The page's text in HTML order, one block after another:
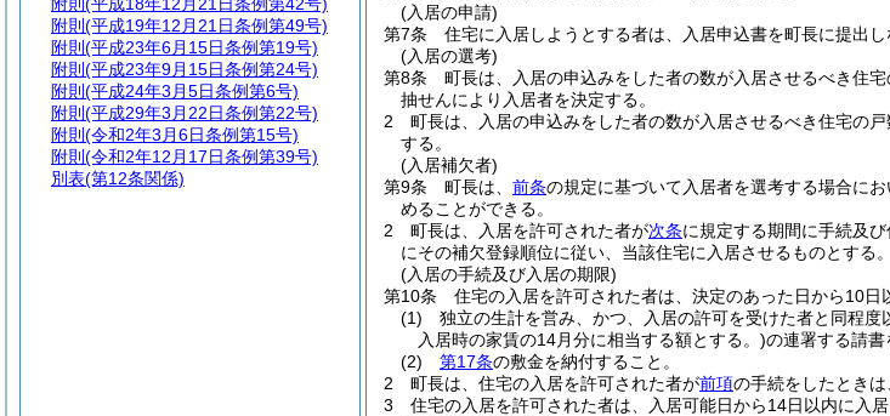
(入居の申請)
第7条
住宅に入居しようとする者は、入居申込書を町長に提出し
(入居の選考)
第8条
町長は、入居の申込みをした者の数が入居させるべき住
抽せんにより入居者を決定する。
2
町長は、入居の申込みをした者の数が入居させるべき住宅の
する。
(入居補欠者)
第9条
町長は、 前条の規定に基づいて入居者を選考する場合に
めることができる。
2
町長は、入居を許可された者が次条に規定する期間に手続及
にその補欠登録順位に従い、当該住宅に入居させるものとする。
(入居の手続及び入居の期限)
第10条
住宅の入居を許可された者は、決定のあった日から10日
(1)
独立の生計を営み、かつ、入居の許可を受けた者と同程
入居時の家賃の14月分に相当する額とする。)の連署する請書
(2)
第17条の敷金を納付すること。
2
町長は、住宅の入居を許可された者が前項の手続をしたとき
3
住宅の入居を許可された者は、入居可能日から14日以内に入居
附則 (平成19年12月21日条例第49号)
附則 (平成23年6月15日条例第19号)
附則 (平成23年9月15日条例第24号)
附則 (平成24年3月5日条例第6号)
附則 (平成29年3月22日条例第22号)
附則 (令和2年3月6日条例第15号)
附則 (令和2年12月17日条例第39号)
別表(第12条関係)